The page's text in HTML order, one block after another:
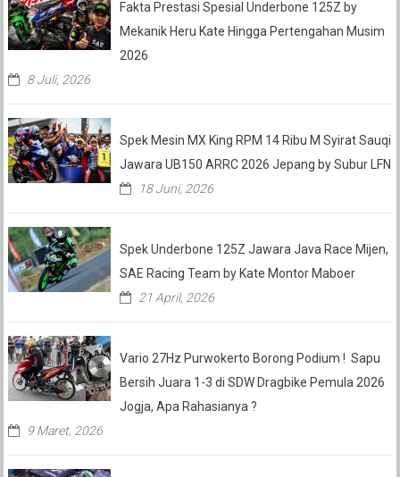
Fakta Prestasi Spesial Underbone 125Z by
Mekanik Heru Kate Hingga Pertengahan Musim
2026
8 Juli, 2026
Spek Mesin MX King RPM 14 Ribu M Syirat Sauqi
Jawara UB150 ARRC 2026 Jepang by Subur LFN
18 Juni, 2026
Spek Underbone 125Z Jawara Java Race Mijen,
SAE Racing Team by Kate Montor Maboer
21 April, 2026
Vario 27Hz Purwokerto Borong Podium ! Sapu
Bersih Juara 1-3 di SDW Dragbike Pemula 2026
Jogja, Apa Rahasianya ?
9 Maret, 2026